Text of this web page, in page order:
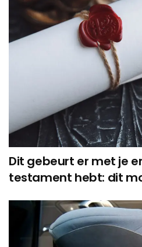
Dit gebeurt er met je
testament hebt: dit